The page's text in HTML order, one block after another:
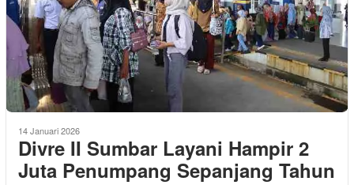
14 Januari 2026
Divre II Sumbar Layani Hampir 2
Juta Penumpang Sepanjang Tahun